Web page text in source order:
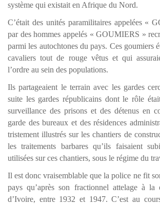
système qui existait en Afrique du Nord.
C’était des unités paramilitaires appelées «
par des hommes appelés « GOUMIERS »
parmi les autochtones du pays. Ces goumiers
cavaliers tout de rouge vêtus et qui
l’ordre au sein des populations.
Ils partageaient le terrain avec les gardes
suite les gardes républicains dont le rôle
surveillance des prisons et des détenus en
garde des bureaux et des résidences
tristement illustrés sur les chantiers de
les traitements barbares qu’ils faisaient
utilisées sur ces chantiers, sous le régime du
Il est donc vraisemblable que la police ne fit
pays qu’après son fractionnel attelage à
d’Ivoire, entre 1932 et 1947. C’est au